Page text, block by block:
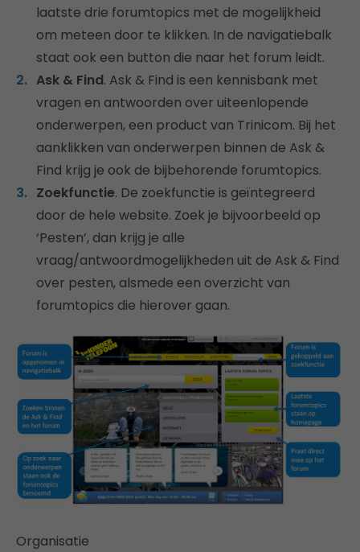
laatste drie forumtopics met de mogelijkheid
om meteen door te klikken. In de navigatiebalk
staat ook een button die naar het forum leidt.
Ask & Find. Ask & Find is een kennisbank met
vragen en antwoorden over uiteenlopende
onderwerpen, een product van Trinicom. Bij het
aanklikken van onderwerpen binnen de Ask &
Find krijg je ook de bijbehorende forumtopics.
Zoekfunctie. De zoekfunctie is geïntegreerd
door de hele website. Zoek je bijvoorbeeld op
‘Pesten’, dan krijg je alle
vraag/antwoordmogelijkheden uit de Ask & Find
over pesten, alsmede een overzicht van
forumtopics die hierover gaan.
Organisatie